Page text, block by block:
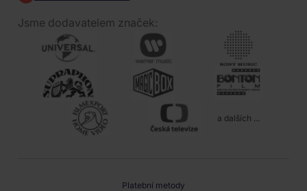
Jsme dodavatelem značek:
a dalších ...
Platební metody